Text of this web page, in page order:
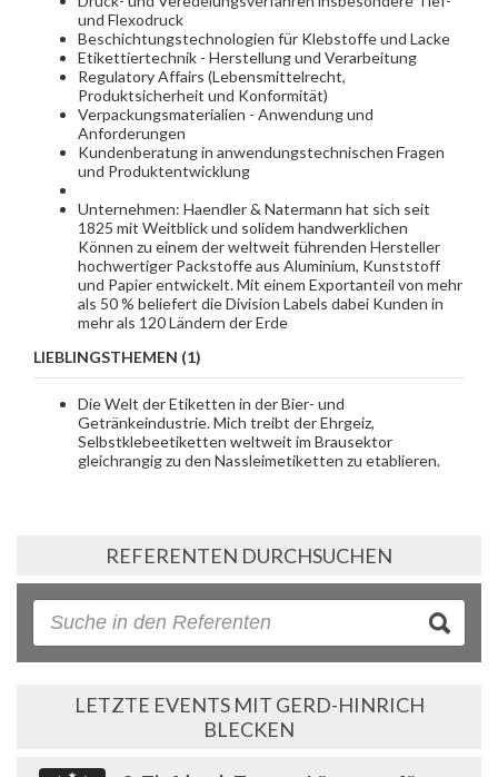
und Flexodruck
Beschichtungstechnologien für Klebstoffe und Lacke
Etikettiertechnik - Herstellung und Verarbeitung
Regulatory Affairs (Lebensmittelrecht,
Produktsicherheit und Konformität)
Verpackungsmaterialien - Anwendung und
Anforderungen
Kundenberatung in anwendungstechnischen Fragen
und Produktentwicklung
Unternehmen: Haendler & Natermann hat sich seit
1825 mit Weitblick und solidem handwerklichen
Können zu einem der weltweit führenden Hersteller
hochwertiger Packstoffe aus Aluminium, Kunststoff
und Papier entwickelt. Mit einem Exportanteil von mehr
als 50 % beliefert die Division Labels dabei Kunden in
mehr als 120 Ländern der Erde
LIEBLINGSTHEMEN (1)
Die Welt der Etiketten in der Bier- und
Getränkeindustrie. Mich treibt der Ehrgeiz,
Selbstklebeetiketten weltweit im Brausektor
gleichrangig zu den Nassleimetiketten zu etablieren.
REFERENTEN DURCHSUCHEN
LETZTE EVENTS MIT GERD-HINRICH
BLECKEN